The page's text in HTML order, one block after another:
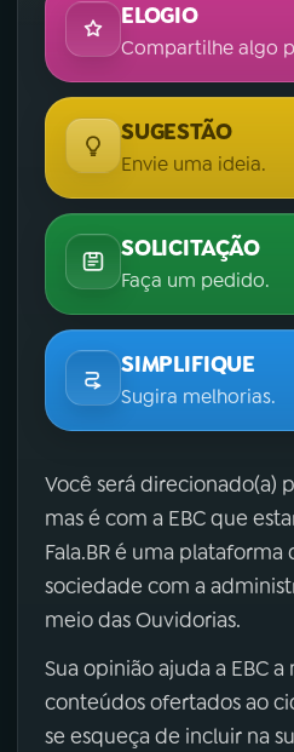
ELOGIO
Compartilhe algo
SUGESTÃO
Envie uma ideia.
SOLICITAÇÃO
Faça um pedido.
SIMPLIFIQUE
Sugira melhorias.
Você será direcionado(a)
mas é com a EBC que
Fala.BR é uma
sociedade com a
meio das Ouvidorias.
Sua opinião ajuda a EBC
conteúdos ofertados ao
se esqueça de incluir na